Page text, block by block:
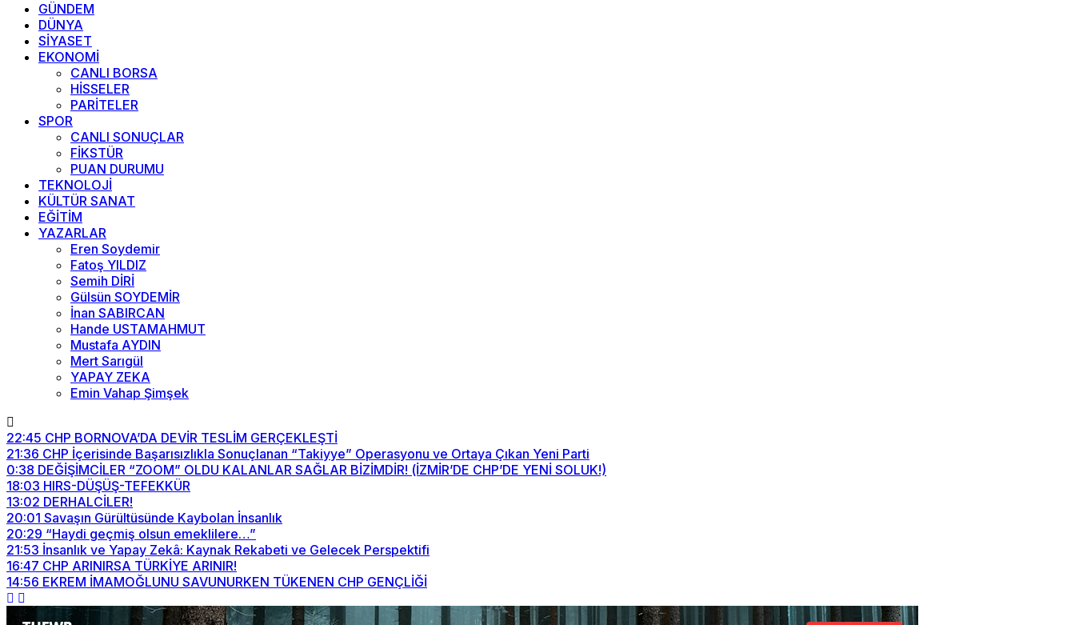
GÜNDEM
DÜNYA
SİYASET
EKONOMİ
CANLI BORSA
HİSSELER
PARİTELER
SPOR
CANLI SONUÇLAR
FİKSTÜR
PUAN DURUMU
TEKNOLOJİ
KÜLTÜR SANAT
EĞİTİM
YAZARLAR
Eren Soydemir
Fatoş YILDIZ
Semih DİRİ
Gülsün SOYDEMİR
İnan SABIRCAN
Hande USTAMAHMUT
Mustafa AYDIN
Mert Sarıgül
YAPAY ZEKA
Emin Vahap Şimşek
22:45 CHP BORNOVA’DA DEVİR TESLİM GERÇEKLEŞTİ
21:36 CHP İçerisinde Başarısızlıkla Sonuçlanan “Takiyye” Operasyonu ve Ortaya Çıkan Yeni Parti
0:38 DEĞİŞİMCİLER “ZOOM” OLDU KALANLAR SAĞLAR BİZİMDİR! (İZMİR’DE CHP’DE YENİ SOLUK!)
18:03 HIRS-DÜŞÜŞ-TEFEKKÜR
13:02 DERHALCİLER!
20:01 Savaşın Gürültüsünde Kaybolan İnsanlık
20:29 “Haydi geçmiş olsun emeklilere…”
21:53 İnsanlık ve Yapay Zekâ: Kaynak Rekabeti ve Gelecek Perspektifi
16:47 CHP ARINIRSA TÜRKİYE ARINIR!
14:56 EKREM İMAMOĞLUNU SAVUNURKEN TÜKENEN CHP GENÇLİĞİ